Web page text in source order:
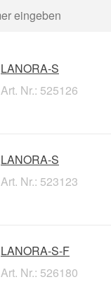
LANORA-S
Art. Nr.: 525126
LANORA-S
Art. Nr.: 523123
LANORA-S-F
Art. Nr.: 526180